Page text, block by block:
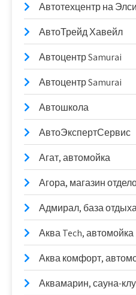
Автотехцентр на
АвтоТрейд Хавейл
Автоцентр Samurai
Автоцентр Samurai
Автошкола
АвтоЭкспертСервис
Агат, автомойка
Агора, магазин
Адмирал, база
Аква Tech, автомойка
Аква комфорт,
Аквамарин, сауна-